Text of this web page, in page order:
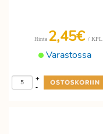
Varastossa
Hinta 2,45€ / KPL
-
+